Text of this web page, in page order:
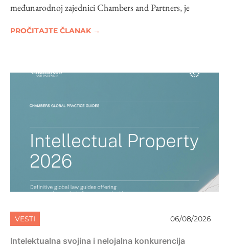
međunarodnoj zajednici Chambers and Partners, je
PROČITAJTE ČLANAK →
VESTI 06/08/2026
Intelektualna svojina i nelojalna konkurencija